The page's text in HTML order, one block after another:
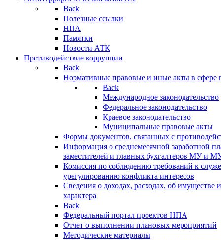
Back
Полезные ссылки
НПА
Памятки
Новости АТК
Противодействие коррупции
Back
Нормативные правовые и иные акты в сфере
Back
Международное законодательство
Федеральное законодательство
Краевое законодательство
Муниципальные правовые акты
Формы документов, связанных с
Информация о среднемесячной заработной
заместителей и главных бухгалтеров МУ и
Комиссия по соблюдению требований к
урегулированию конфликта интересов
Сведения о доходах, расходах, об имуществе
характера
Back
Федеральный портал проектов НПА
Отчет о выполнении плановых мероприятий
Методические материалы